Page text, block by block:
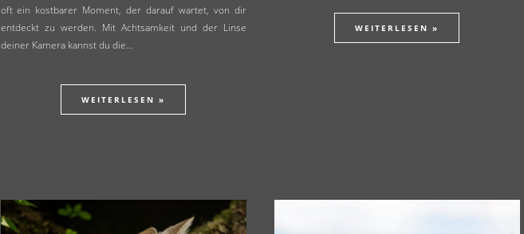
oft ein kostbarer Moment, der darauf wartet, von dir
entdeckt zu werden. Mit Achtsamkeit und der Linse
deiner Kamera kannst du die…
WEITERLESEN »
WEITERLESEN »